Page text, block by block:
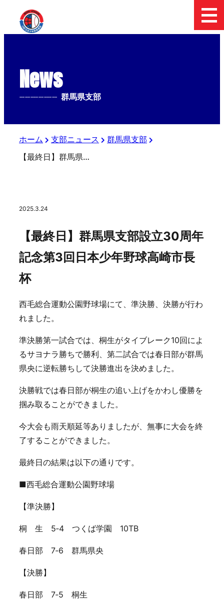
News
-------------- 群馬県支部
ホーム 支部ニュース
群馬県支部
【最終日】群馬県支部設立30周年記念第3回日本少年野球高崎市長杯
2025.3.24
【最終日】群馬県支部設立30周年
記念第3回日本少年野球高崎市長
杯
西毛総合運動公園野球場にて、準決勝、決勝が行わ
れました。
準決勝第一試合では、桐生がタイブレーク10回によ
るサヨナラ勝ちで勝利、第二試合では春日部が群馬
県央に逆転勝ちして決勝進出を決めました。
決勝戦では春日部が桐生の追い上げをかわし優勝を
掴み取ることができました。
今大会も雨天順延等ありましたが、無事に大会を終
了することができました。
最終日の結果は以下の通りです。
■西毛総合運動公園野球場
【準決勝】
桐 生 5‐4 つくば学園 10TB
春日部 7‐6 群馬県央
【決勝】
春日部 7‐5 桐生